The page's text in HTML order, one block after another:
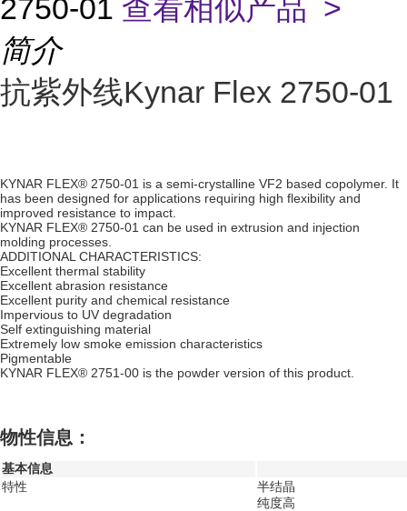
2750-01 查看相似产品 >
简介
抗紫外线Kynar Flex 2750-01
KYNAR FLEX® 2750-01 is a semi-crystalline VF2 based copolymer. It
has been designed for applications requiring high flexibility and
improved resistance to impact.
KYNAR FLEX® 2750-01 can be used in extrusion and injection
molding processes.
ADDITIONAL CHARACTERISTICS:
Excellent thermal stability
Excellent abrasion resistance
Excellent purity and chemical resistance
Impervious to UV degradation
Self extinguishing material
Extremely low smoke emission characteristics
Pigmentable
KYNAR FLEX® 2751-00 is the powder version of this product.
物性信息：
基本信息
特性
半结晶
纯度高